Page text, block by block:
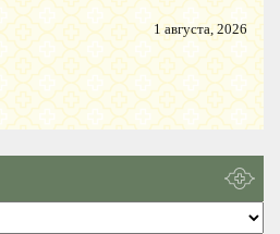
1 августа, 2026